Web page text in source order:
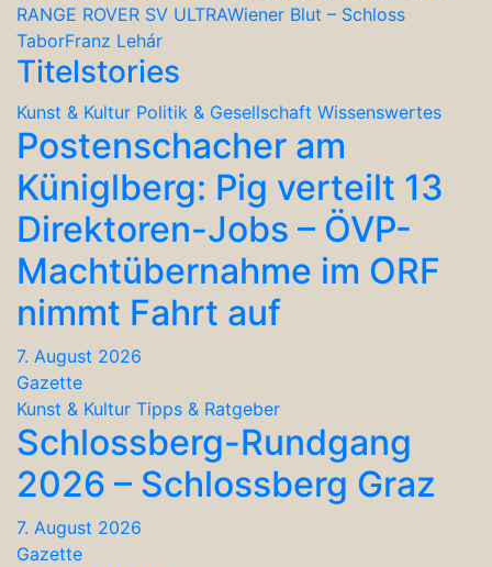
RANGE ROVER SV ULTRAWiener Blut – Schloss
TaborFranz Lehár
Titelstories
Kunst & Kultur Politik & Gesellschaft Wissenswertes
Postenschacher am
Küniglberg: Pig verteilt 13
Direktoren-Jobs – ÖVP-
Machtübernahme im ORF
nimmt Fahrt auf
7. August 2026
Gazette
Kunst & Kultur Tipps & Ratgeber
Schlossberg-Rundgang
2026 – Schlossberg Graz
7. August 2026
Gazette